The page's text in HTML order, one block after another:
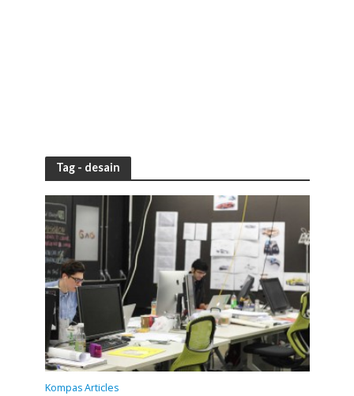
Tag - desain
Kompas Articles